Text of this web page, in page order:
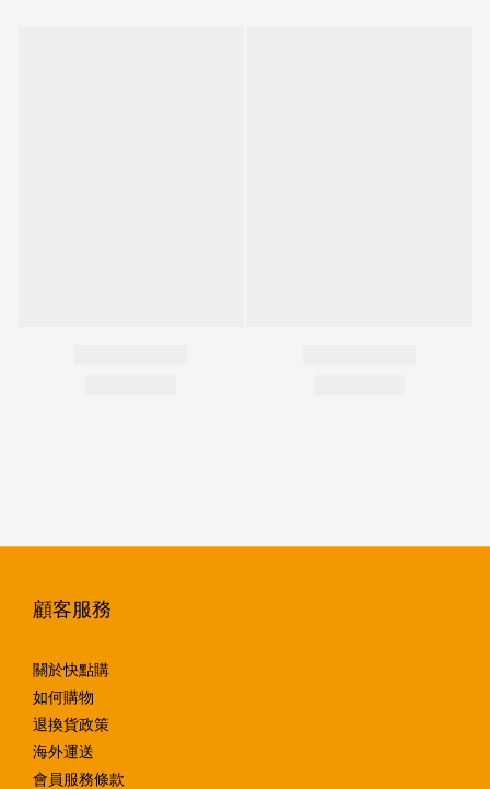
顧客服務
關於快點購
如何購物
退換貨政策
海外運送
會員服務條款